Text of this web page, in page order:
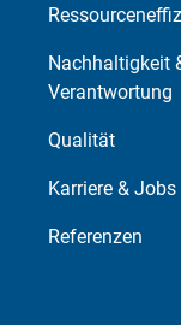
Nachhaltigkeit
Verantwortung
Qualität
Karriere & Jobs
Referenzen